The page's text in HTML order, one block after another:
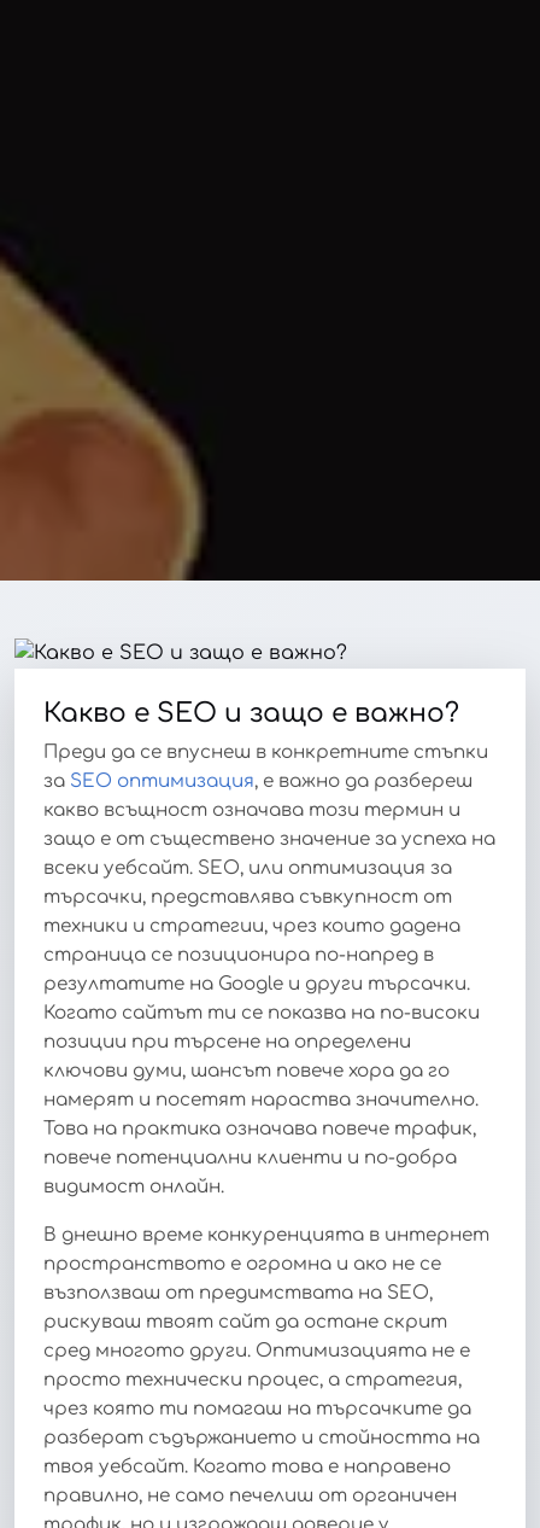
Какво е SEO и защо е важно?
Преди да се впуснеш в конкретните стъпки
за SEO оптимизация, е важно да разбереш
какво всъщност означава този термин и
защо е от съществено значение за успеха на
всеки уебсайт. SEO, или оптимизация за
търсачки, представлява съвкупност от
техники и стратегии, чрез които дадена
страница се позиционира по-напред в
резултатите на Google и други търсачки.
Когато сайтът ти се показва на по-високи
позиции при търсене на определени
ключови думи, шансът повече хора да го
намерят и посетят нараства значително.
Това на практика означава повече трафик,
повече потенциални клиенти и по-добра
видимост онлайн.
В днешно време конкуренцията в интернет
пространството е огромна и ако не се
възползваш от предимствата на SEO,
рискуваш твоят сайт да остане скрит
сред многото други. Оптимизацията не е
просто технически процес, а стратегия,
чрез която ти помагаш на търсачките да
разберат съдържанието и стойността на
твоя уебсайт. Когато това е направено
правилно, не само печелиш от органичен